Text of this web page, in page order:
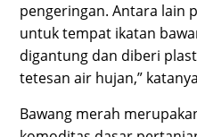
pengeringan. Antara lain
untuk tempat ikatan
digantung dan diberi
tetesan air hujan,”
Bawang merah